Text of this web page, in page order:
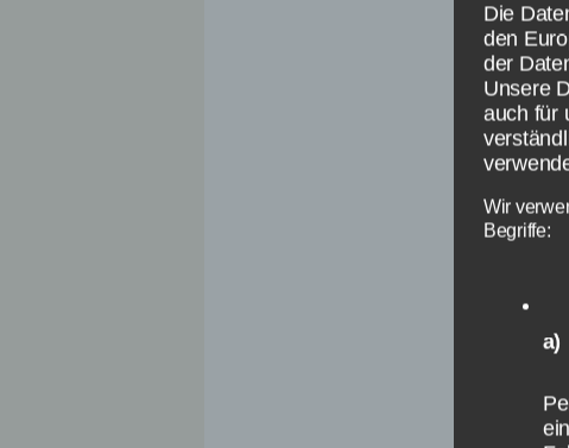
Die
den
der
Unsere
auch für
Wir
Begriffe:
a)